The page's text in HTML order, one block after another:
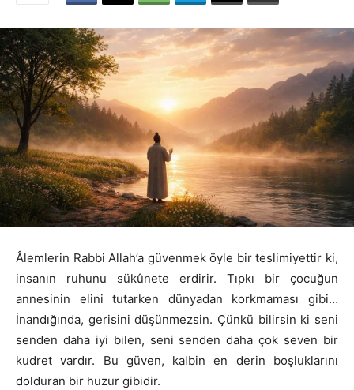
Âlemlerin Rabbi Allah’a güvenmek öyle bir teslimiyettir ki,
insanın ruhunu sükûnete erdirir. Tıpkı bir çocuğun
annesinin elini tutarken dünyadan korkmaması gibi…
İnandığında, gerisini düşünmezsin. Çünkü bilirsin ki seni
senden daha iyi bilen, seni senden daha çok seven bir
kudret vardır. Bu güven, kalbin en derin boşluklarını
dolduran bir huzur gibidir.